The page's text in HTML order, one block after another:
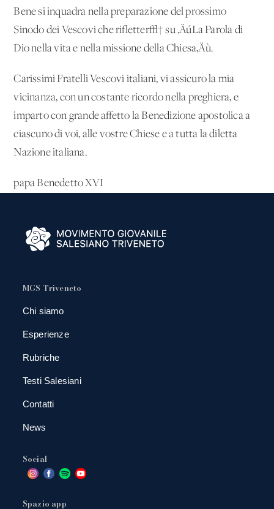
Bene si inquadra nella preparazione del prossimo
Sinodo dei Vescovi che rifletter√† su ‚ÄúLa Parola di
Dio nella vita e nella missione della Chiesa‚Äù.
Carissimi Fratelli Vescovi italiani, vi assicuro la mia
vicinanza, con un costante ricordo nella preghiera, e
imparto con grande affetto la Benedizione apostolica a
ciascuno di voi, alle vostre Chiese e a tutta la diletta
Nazione italiana.
papa Benedetto XVI
MGS Triveneto
Chi siamo
Esperienze
Rubriche
Testi Salesiani
Contatti
News
Social
Spazio app